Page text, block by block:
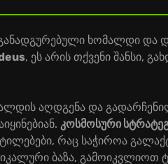
ხომალდი და
, ეს არის თქვენი შანსი,
აღდგენა და
კოსმოსური
რაც საჭიროა
ბაზა,